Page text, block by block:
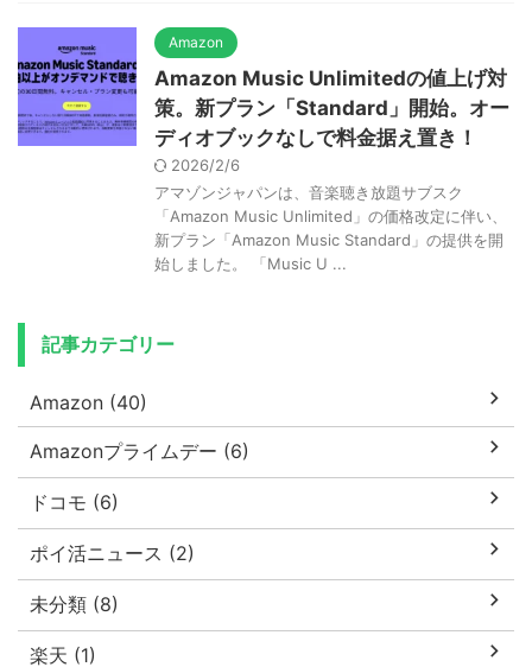
Amazon
Amazon Music Unlimitedの値上げ対
策。新プラン「Standard」開始。オー
ディオブックなしで料金据え置き！
2026/2/6
アマゾンジャパンは、音楽聴き放題サブスク
「Amazon Music Unlimited」の価格改定に伴い、
新プラン「Amazon Music Standard」の提供を開
始しました。 「Music U ...
記事カテゴリー
Amazon (40)
Amazonプライムデー (6)
ドコモ (6)
ポイ活ニュース (2)
未分類 (8)
楽天 (1)